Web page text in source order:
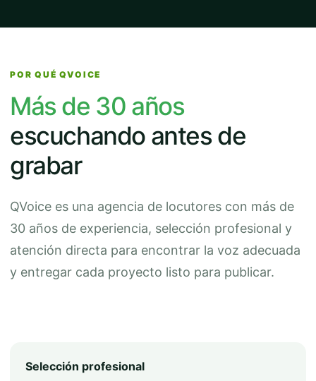
POR QUÉ QVOICE
Más de 30 años
escuchando antes de
grabar
QVoice es una agencia de locutores con más de
30 años de experiencia, selección profesional y
atención directa para encontrar la voz adecuada
y entregar cada proyecto listo para publicar.
Selección profesional